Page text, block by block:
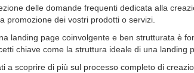
delle domande frequenti dedicata alla
promozione dei vostri prodotti o servizi.
landing page coinvolgente e ben strutturata è
chiave come la struttura ideale di una landing
a scoprire di più sul processo completo di